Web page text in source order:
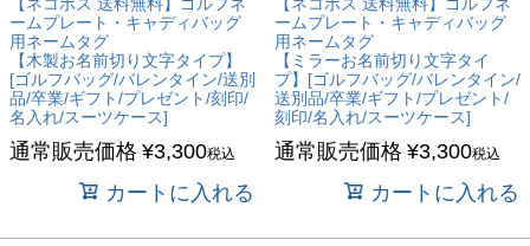
ームプレート・キャディバッグ
用ネームタグ
【木製お名前切り文字タイプ】
[ゴルフバッグ/バレンタイン/送別
品/卒業/ギフト/プレゼント/刻印/
名入れ/スーツケース]
通常販売価格 ¥3,300税込
カートに入れる
ームプレート・キャディバッグ
用ネームタグ
【ミラーお名前切り文字タイ
プ】[ゴルフバッグ/バレンタイン/
送別品/卒業/ギフト/プレゼント/
刻印/名入れ/スーツケース]
通常販売価格 ¥3,300税込
カートに入れる